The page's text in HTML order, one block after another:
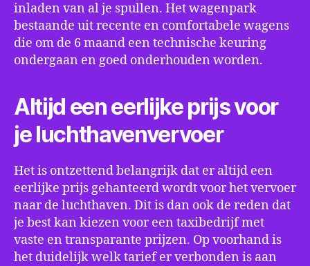
inladen van al je spullen. Het wagenpark
bestaande uit recente en comfortabele wagens
die om de 6 maand een technische keuring
ondergaan en goed onderhouden worden.
Altijd een eerlijke prijs voor
je luchthavenvervoer
Het is ontzettend belangrijk dat er altijd een
eerlijke prijs gehanteerd wordt voor het vervoer
naar de luchthaven. Dit is dan ook de reden dat
je best kan kiezen voor een taxibedrijf met
vaste en transparante prijzen. Op voorhand is
het duidelijk welk tarief er verbonden is aan